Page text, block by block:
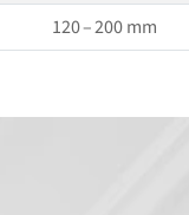
120 – 200 mm